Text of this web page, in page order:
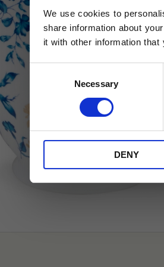
We use cookies to
share information about
it with other information that
Necessary
DENY
Jag samtycker till Tehuset Javas
* Rabatten gäller endast online på
på ordinarie priser och kan ej